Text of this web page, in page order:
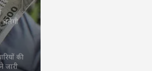
की
जारी
साव,
जायजा